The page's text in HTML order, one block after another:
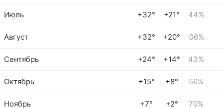
Июль +32° +21° 44%
Август +32° +20° 36%
Сентябрь +24° +14° 43%
Октябрь +15° +8° 56%
Ноябрь +7° +2° 70%